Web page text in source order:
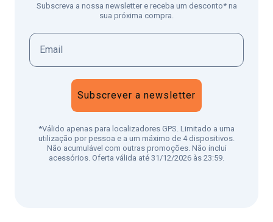
Subscreva a nossa newsletter e receba um desconto* na
sua próxima compra.
Subscrever a newsletter
*Válido apenas para localizadores GPS. Limitado a uma
utilização por pessoa e a um máximo de 4 dispositivos.
Não acumulável com outras promoções. Não inclui
acessórios. Oferta válida até 31/12/2026 às 23:59.